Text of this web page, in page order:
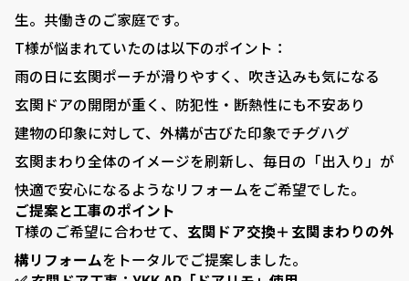
生。共働きのご家庭です。
T様が悩まれていたのは以下のポイント：
雨の日に玄関ポーチが滑りやすく、吹き込みも気になる
玄関ドアの開閉が重く、防犯性・断熱性にも不安あり
建物の印象に対して、外構が古びた印象でチグハグ
玄関まわり全体のイメージを刷新し、毎日の「出入り」が
快適で安心になるようなリフォームをご希望でした。
ご提案と工事のポイント
T様のご希望に合わせて、 玄関ドア交換＋玄関まわりの外
構リフォームをトータルでご提案しました。